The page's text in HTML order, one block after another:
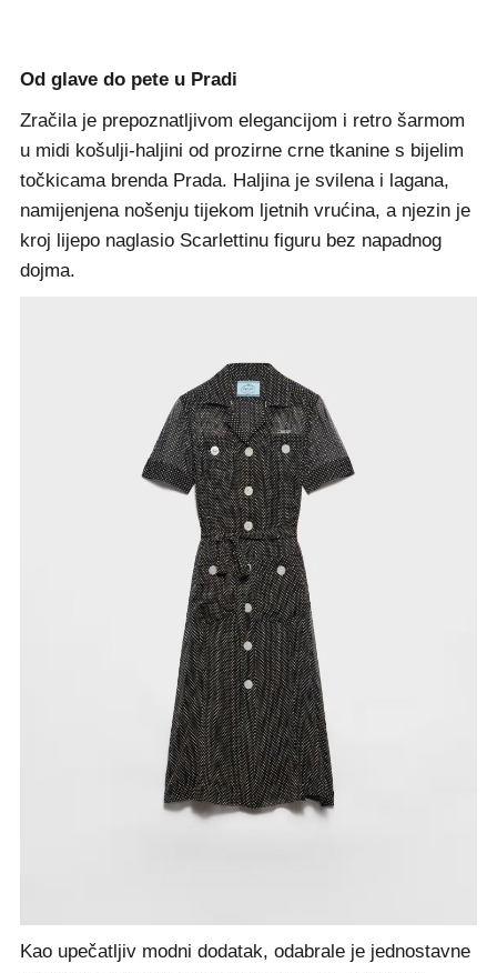
Od glave do pete u Pradi
Zračila je prepoznatljivom elegancijom i retro šarmom
u midi košulji-haljini od prozirne crne tkanine s bijelim
točkicama brenda Prada. Haljina je svilena i lagana,
namijenjena nošenju tijekom ljetnih vrućina, a njezin je
kroj lijepo naglasio Scarlettinu figuru bez napadnog
dojma.
Kao upečatljiv modni dodatak, odabrale je jednostavne